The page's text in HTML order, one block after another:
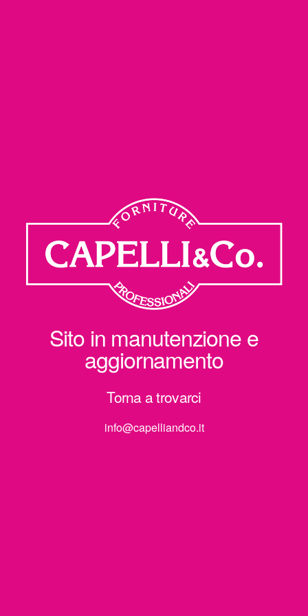
Sito in manutenzione e
aggiornamento
Torna a trovarci
info@capelliandco.it